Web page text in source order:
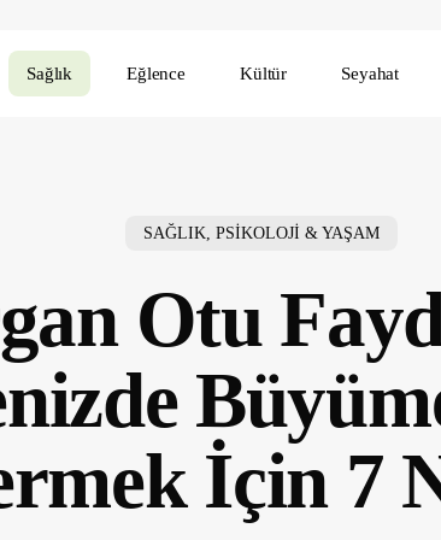
Sağlık Eğlence Kültür Seyahat
SAĞLIK, PSİKOLOJİ & YAŞAM
Otu
İçin 7